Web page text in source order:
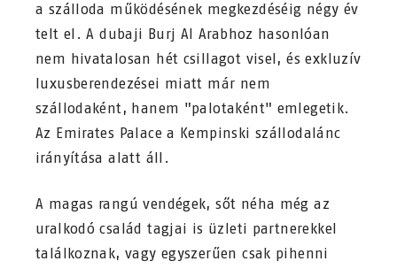
a szálloda működésének megkezdéséig négy év
telt el. A dubaji Burj Al Arabhoz hasonlóan
nem hivatalosan hét csillagot visel, és exkluzív
luxusberendezései miatt már nem
szállodaként, hanem "palotaként" emlegetik.
Az Emirates Palace a Kempinski szállodalánc
irányítása alatt áll.
A magas rangú vendégek, sőt néha még az
uralkodó család tagjai is üzleti partnerekkel
találkoznak, vagy egyszerűen csak pihenni